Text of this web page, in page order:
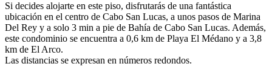
Si decides alojarte en este piso, disfrutarás de una fantástica
ubicación en el centro de Cabo San Lucas, a unos pasos de Marina
Del Rey y a solo 3 min a pie de Bahía de Cabo San Lucas. Además,
este condominio se encuentra a 0,6 km de Playa El Médano y a 3,8
km de El Arco.
Las distancias se expresan en números redondos.